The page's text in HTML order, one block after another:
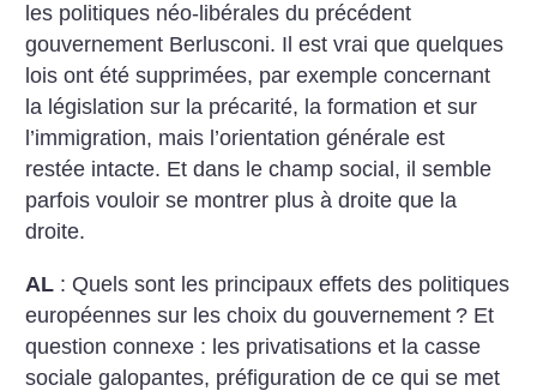
les politiques néo-libérales du précédent
gouvernement Berlusconi. Il est vrai que quelques
lois ont été supprimées, par exemple concernant
la législation sur la précarité, la formation et sur
l’immigration, mais l’orientation générale est
restée intacte. Et dans le champ social, il semble
parfois vouloir se montrer plus à droite que la
droite.
AL : Quels sont les principaux effets des politiques
européennes sur les choix du gouvernement ? Et
question connexe : les privatisations et la casse
sociale galopantes, préfiguration de ce qui se met